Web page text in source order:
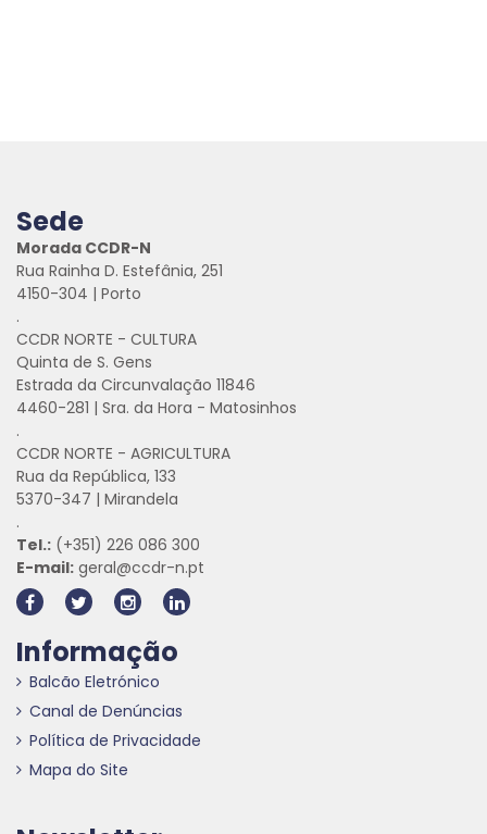
Sede
Morada CCDR-N
Rua Rainha D. Estefânia, 251
4150-304 | Porto
.
CCDR NORTE - CULTURA
Quinta de S. Gens
Estrada da Circunvalação 11846
4460-281 | Sra. da Hora - Matosinhos
.
CCDR NORTE - AGRICULTURA
Rua da República, 133
5370-347 | Mirandela
.
Tel.: (+351) 226 086 300
E-mail: geral@ccdr-n.pt
Informação
Balcão Eletrónico
Canal de Denúncias
Política de Privacidade
Mapa do Site